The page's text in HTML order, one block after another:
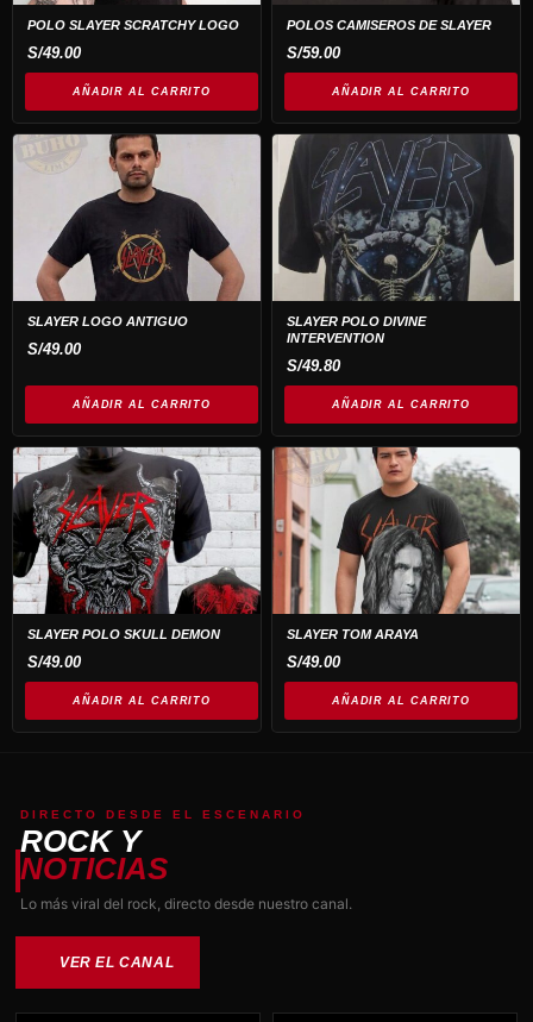
POLO SLAYER SCRATCHY LOGO
S/49.00
AÑADIR AL CARRITO
POLOS CAMISEROS DE SLAYER
S/59.00
AÑADIR AL CARRITO
SLAYER LOGO ANTIGUO
S/49.00
AÑADIR AL CARRITO
SLAYER POLO DIVINE
INTERVENTION
S/49.80
AÑADIR AL CARRITO
SLAYER POLO SKULL DEMON
S/49.00
AÑADIR AL CARRITO
SLAYER TOM ARAYA
S/49.00
AÑADIR AL CARRITO
DIRECTO DESDE EL ESCENARIO
ROCK Y
NOTICIAS
Lo más viral del rock, directo desde nuestro canal.
VER EL CANAL